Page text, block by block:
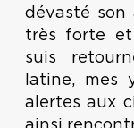
dévasté
très forte et
suis
latine, mes
alertes aux